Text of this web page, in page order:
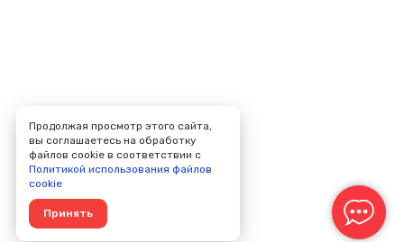
Продолжая просмотр этого сайта,
вы соглашаетесь на обработку
файлов cookie в соответствии с
Политикой использования файлов
cookie
Принять